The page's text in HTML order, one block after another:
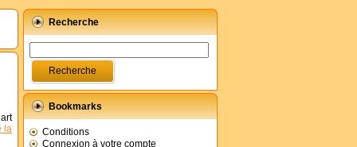
la
Recherche
Bookmarks
Conditions
Connexion à votre compte